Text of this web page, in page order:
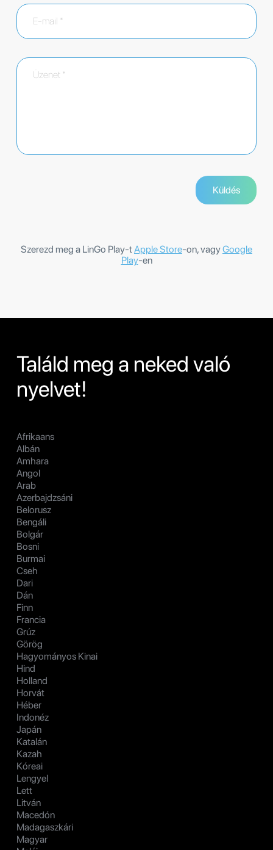
Szerezd meg a LinGo Play-tApple Store-on, vagyGoogle
Play-en
Találd meg a neked való
nyelvet!
Afrikaans
Albán
Amhara
Angol
Arab
Azerbajdzsáni
Belorusz
Bengáli
Bolgár
Bosni
Burmai
Cseh
Dari
Dán
Finn
Francia
Grúz
Görög
Hagyományos Kinai
Hind
Holland
Horvát
Héber
Indonéz
Japán
Katalán
Kazah
Kóreai
Lengyel
Lett
Litván
Macedón
Madagaszkári
Magyar